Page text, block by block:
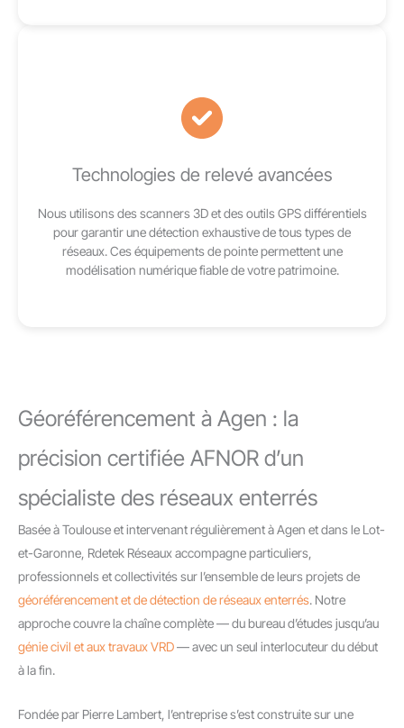
Technologies de relevé avancées
Nous utilisons des scanners 3D et des outils GPS différentiels
pour garantir une détection exhaustive de tous types de
réseaux. Ces équipements de pointe permettent une
modélisation numérique fiable de votre patrimoine.
Géoréférencement à Agen : la
précision certifiée AFNOR d’un
spécialiste des réseaux enterrés
Basée à Toulouse et intervenant régulièrement à Agen et dans le Lot-
et-Garonne, Rdetek Réseaux accompagne particuliers,
professionnels et collectivités sur l’ensemble de leurs projets de
géoréférencement et de détection de réseaux enterrés. Notre
approche couvre la chaîne complète — du bureau d’études jusqu’au
génie civil et aux travaux VRD— avec un seul interlocuteur du début
à la fin.
Fondée par Pierre Lambert, l’entreprise s’est construite sur une